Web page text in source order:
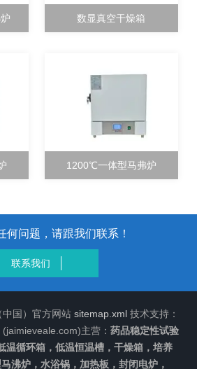
数显真空干燥箱
1200℃一体型马弗炉
何问题，请跟我们联系！
联系我们
国）官方网站 sitemap.xml 技术支持：
主营： 药品稳定性试验
温循环箱，低温恒温槽，干燥箱，培养
沸炉，水浴锅，加热板，封闭电炉，